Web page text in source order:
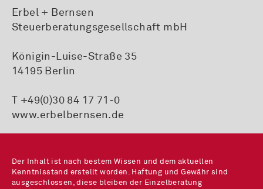
Erbel + Bernsen
Steuerberatungsgesellschaft mbH
Königin-Luise-Straße 35
14195 Berlin
T +49(0)30 84 17 71-0
www.erbelbernsen.de
Der Inhalt ist nach bestem Wissen und dem aktuellen
Kenntnisstand erstellt worden. Haftung und Gewähr sind
ausgeschlossen, diese bleiben der Einzelberatung